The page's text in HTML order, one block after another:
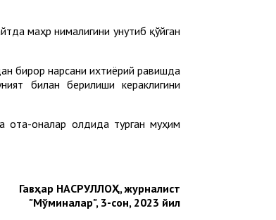
маҳр нималигини унутиб қўйган
бирор нарсани ихтиёрий равишда
билан берилиши кераклигини
ота-оналар олдида турган муҳим
Гавҳар НАСРУЛЛОҲ, журналист
"Мўминалар", 3-сон, 2023 йил